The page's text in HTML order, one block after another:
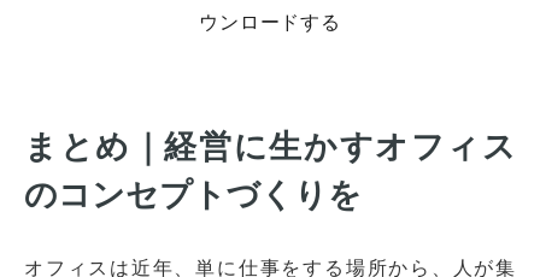
ウンロードする
まとめ｜経営に生かすオフィス
のコンセプトづくりを
オフィスは近年、単に仕事をする場所から、人が集
予算の相談、見積依頼など
お気軽にご相談ください！